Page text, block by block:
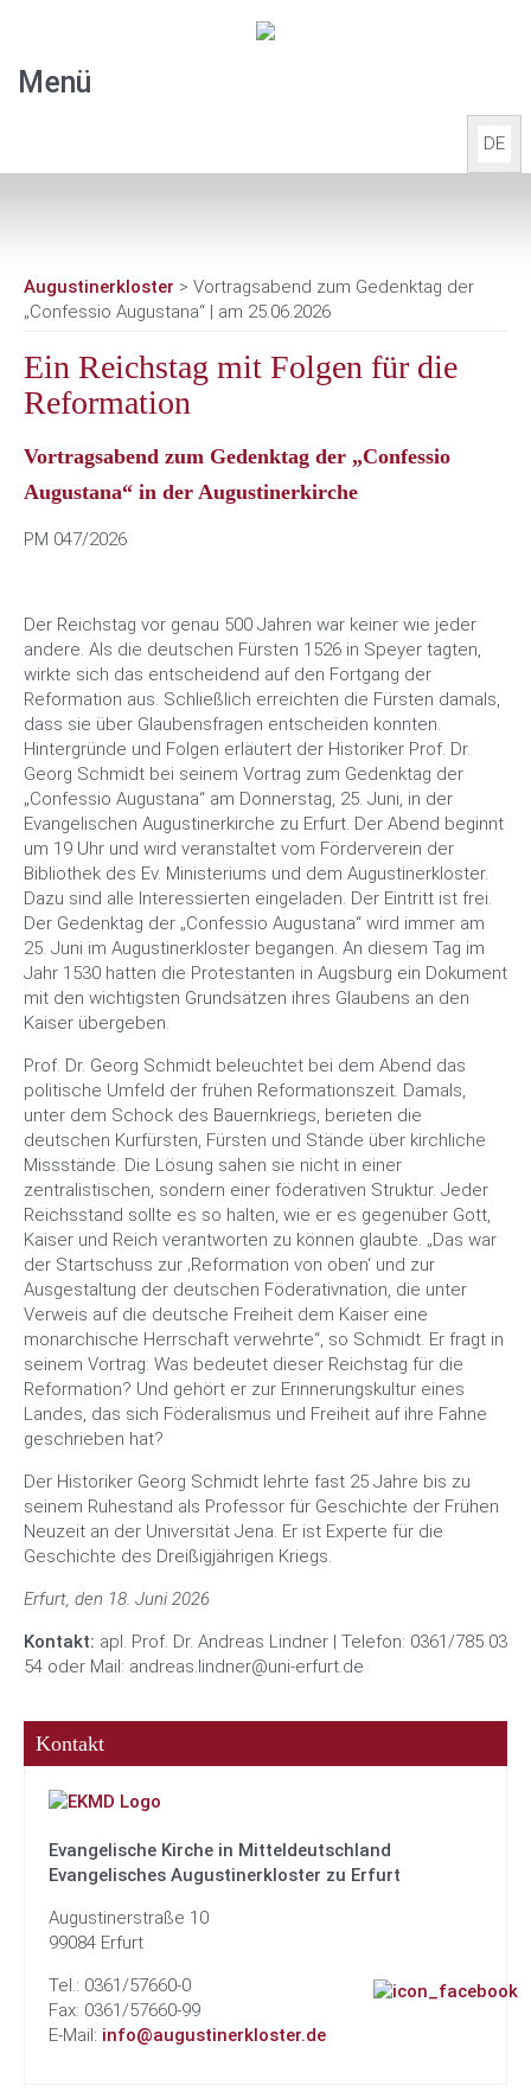
Menü
DE
Übernachten
Tagen & Feiern
Veranstaltungen
Führungen
Downloads
Kontakt & Anfahrt
Augustinerkloster > Vortragsabend zum Gedenktag der
„Confessio Augustana“ | am 25.06.2026
Ein Reichstag mit Folgen für die
Reformation
Vortragsabend zum Gedenktag der „Confessio
Augustana“ in der Augustinerkirche
PM 047/2026
Der Reichstag vor genau 500 Jahren war keiner wie jeder
andere. Als die deutschen Fürsten 1526 in Speyer tagten,
wirkte sich das entscheidend auf den Fortgang der
Reformation aus. Schließlich erreichten die Fürsten damals,
dass sie über Glaubensfragen entscheiden konnten.
Hintergründe und Folgen erläutert der Historiker Prof. Dr.
Georg Schmidt bei seinem Vortrag zum Gedenktag der
„Confessio Augustana“ am Donnerstag, 25. Juni, in der
Evangelischen Augustinerkirche zu Erfurt. Der Abend beginnt
um 19 Uhr und wird veranstaltet vom Förderverein der
Bibliothek des Ev. Ministeriums und dem Augustinerkloster.
Dazu sind alle Interessierten eingeladen. Der Eintritt ist frei.
Der Gedenktag der „Confessio Augustana“ wird immer am
25. Juni im Augustinerkloster begangen. An diesem Tag im
Jahr 1530 hatten die Protestanten in Augsburg ein Dokument
mit den wichtigsten Grundsätzen ihres Glaubens an den
Kaiser übergeben.
Prof. Dr. Georg Schmidt beleuchtet bei dem Abend das
politische Umfeld der frühen Reformationszeit. Damals,
unter dem Schock des Bauernkriegs, berieten die
deutschen Kurfürsten, Fürsten und Stände über kirchliche
Missstände. Die Lösung sahen sie nicht in einer
zentralistischen, sondern einer föderativen Struktur. Jeder
Reichsstand sollte es so halten, wie er es gegenüber Gott,
Kaiser und Reich verantworten zu können glaubte. „Das war
der Startschuss zur ‚Reformation von oben‘ und zur
Ausgestaltung der deutschen Föderativnation, die unter
Verweis auf die deutsche Freiheit dem Kaiser eine
monarchische Herrschaft verwehrte“, so Schmidt. Er fragt in
seinem Vortrag: Was bedeutet dieser Reichstag für die
Reformation? Und gehört er zur Erinnerungskultur eines
Landes, das sich Föderalismus und Freiheit auf ihre Fahne
geschrieben hat?
Der Historiker Georg Schmidt lehrte fast 25 Jahre bis zu
seinem Ruhestand als Professor für Geschichte der Frühen
Neuzeit an der Universität Jena. Er ist Experte für die
Geschichte des Dreißigjährigen Kriegs.
Erfurt, den 18. Juni 2026
Kontakt: apl. Prof. Dr. Andreas Lindner | Telefon: 0361/785 03
54 oder Mail: andreas.lindner@uni-erfurt.de
Kontakt
Evangelische Kirche in Mitteldeutschland
Evangelisches Augustinerkloster zu Erfurt
Augustinerstraße 10
99084 Erfurt
Tel.: 0361/57660-0
Fax: 0361/57660-99
E-Mail: info@augustinerkloster.de